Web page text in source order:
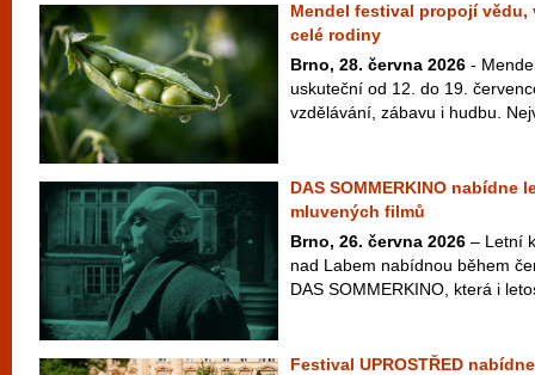
Mendel festival propojí vědu,
celé rodiny
Brno, 28. června 2026 -
uskuteční od 12. do 19.
vzdělávání, zábavu i hudbu.
DAS SOMMERKINO nabídne
mluvených filmů
Brno, 26. června 2026 – Letní
nad Labem nabídnou během
DAS SOMMERKINO, která i
Festival UPROSTŘED